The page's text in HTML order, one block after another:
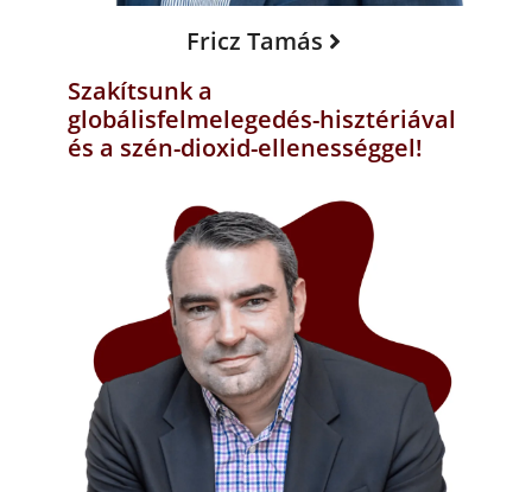
Fricz Tamás
Szakítsunk a
globálisfelmelegedés-hisztériával
és a szén-dioxid-ellenességgel!